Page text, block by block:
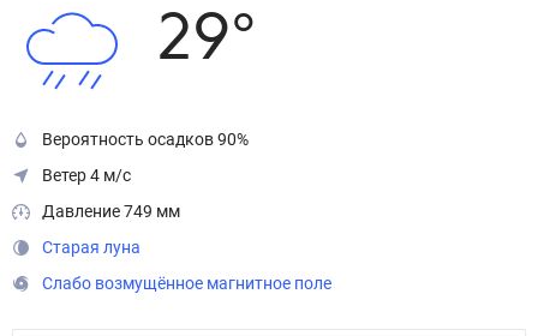
29°
Вероятность осадков 90%
Ветер 4 м/с
Давление 749 мм
Старая луна
Слабо возмущённое магнитное поле